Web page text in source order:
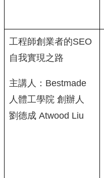
工程師創業者的SEO
自我實現之路
主講人：Bestmade
人體工學院 創辦人
劉德成 Atwood Liu